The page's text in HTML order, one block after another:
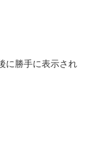
に勝手に表示され